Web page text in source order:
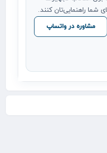
شما راهنمایی‌تان کنند.
مشاوره در واتساپ